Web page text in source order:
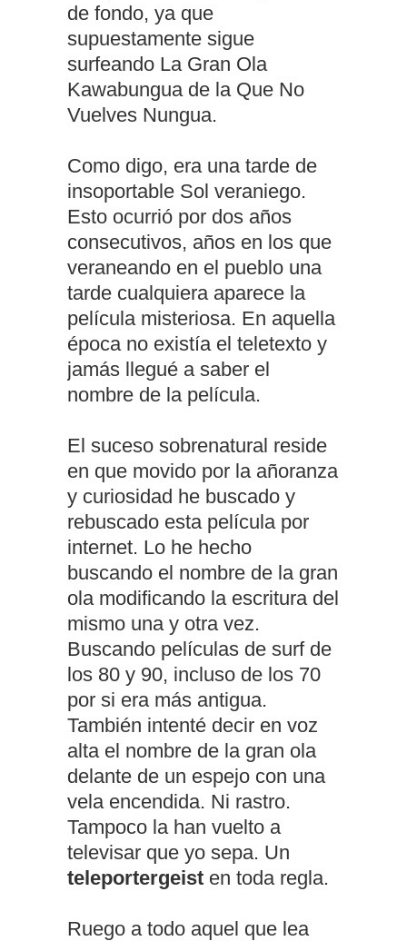
de fondo, ya que
supuestamente sigue
surfeando La Gran Ola
Kawabungua de la Que No
Vuelves Nungua.
Como digo, era una tarde de
insoportable Sol veraniego.
Esto ocurrió por dos años
consecutivos, años en los que
veraneando en el pueblo una
tarde cualquiera aparece la
película misteriosa. En aquella
época no existía el teletexto y
jamás llegué a saber el
nombre de la película.
El suceso sobrenatural reside
en que movido por la añoranza
y curiosidad he buscado y
rebuscado esta película por
internet. Lo he hecho
buscando el nombre de la gran
ola modificando la escritura del
mismo una y otra vez.
Buscando películas de surf de
los 80 y 90, incluso de los 70
por si era más antigua.
También intenté decir en voz
alta el nombre de la gran ola
delante de un espejo con una
vela encendida. Ni rastro.
Tampoco la han vuelto a
televisar que yo sepa. Un
teleportergeist en toda regla.
Ruego a todo aquel que lea